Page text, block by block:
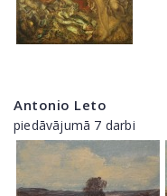
Antonio Leto
piedāvājumā 7 darbi